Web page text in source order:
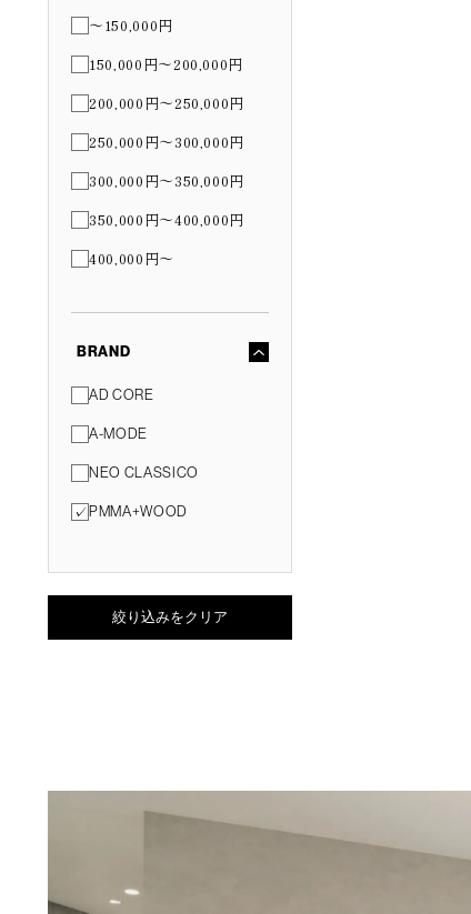
〜150,000円
150,000円〜200,000円
200,000円〜250,000円
250,000円〜300,000円
300,000円〜350,000円
350,000円〜400,000円
400,000円〜
BRAND
AD CORE
A-MODE
NEO CLASSICO
PMMA+WOOD
絞り込みをクリア